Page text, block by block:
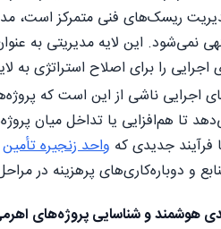
ریسک‌های فنی متمرکز است،
نمی‌شود. این لایه مدیریتی به
را برای اصلاح استراتژی به
اجرایی ناشی از این است که
تا هم‌افزایی یا تداخل میان
جدیدی که واحد زنجیره تأمین
و دوباره‌کاری‌های پرهزینه در
هوشمند و شناسایی پروژه‌های